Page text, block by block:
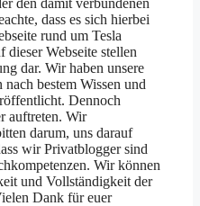
den damit verbundenen
dass es sich hierbei
rund um Tesla
Webseite stellen
dar. Wir haben unsere
bestem Wissen und
Dennoch
auftreten. Wir
darum, uns darauf
wir Privatblogger sind
Wir können
und Vollständigkeit der
Dank für euer